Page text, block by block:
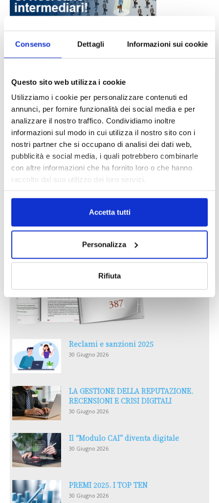
Consenso Dettagli Informazioni sui cookie
Questo sito web utilizza i cookie
Utilizziamo i cookie per personalizzare contenuti ed
annunci, per fornire funzionalità dei social media e per
analizzare il nostro traffico. Condividiamo inoltre
informazioni sul modo in cui utilizza il nostro sito con i
nostri partner che si occupano di analisi dei dati web,
pubblicità e social media, i quali potrebbero combinarle
con altre informazioni che ha fornito loro o che hanno
raccolto dal suo utilizzo dei loro servizi.
Accetta tutti
Personalizza
Rifiuta
DALLE AZIENDE
Prima Assicurazioni: grande
partecipazione alla Convention degli
intermediari partner 2026
1 Luglio 2026
MAGNIFICA HUMANITAS (l’impatto
dell’IA sul futuro e oltre)
1 Luglio 2026
Reclami e sanzioni 2025
30 Giugno 2026
LA GESTIONE DELLA REPUTAZIONE.
RECENSIONI E CRISI DIGITALI
30 Giugno 2026
Il “Modulo CAI” diventa digitale
30 Giugno 2026
PREMI 2025. I TOP TEN
30 Giugno 2026